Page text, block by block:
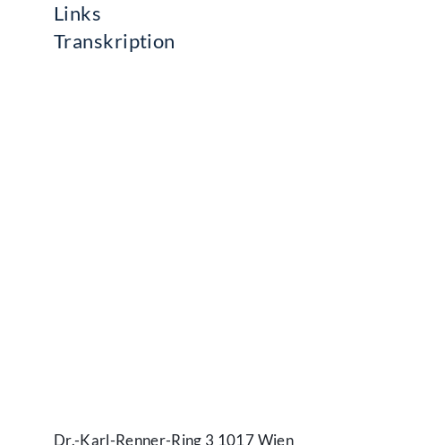
Links
Transkription
Dr.-Karl-Renner-Ring 3 1017 Wien